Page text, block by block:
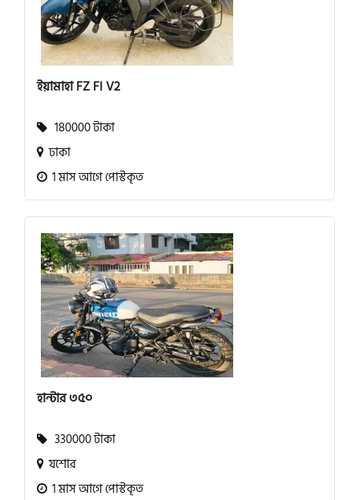
ইয়ামাহা FZ FI V2
180000 টাকা
ঢাকা
1 মাস আগে পোস্টকৃত
হান্টার ৩৫০
330000 টাকা
যশোর
1 মাস আগে পোস্টকৃত